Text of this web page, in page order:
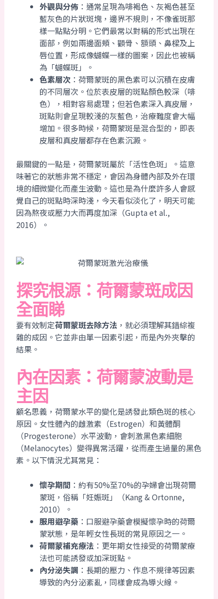
外觀與分佈：通常呈現為啡褐色、灰褐色甚至
藍灰色的片狀斑塊，邊界不規則，不像雀斑那
樣一點點分明。它們最常以對稱的形式出現在
面部，例如兩邊面頰、顴骨、額頭、鼻樑及上
唇位置，形成像蝴蝶一樣的圖案，因此也被稱
為「蝴蝶斑」。
色素層次：荷爾蒙斑的黑色素可以沉積在皮膚
的不同層次。位於表皮層的斑點顏色較深（啡
色），相對容易處理；但若色素深入真皮層，
斑點則會呈現較淺的灰藍色，治療難度會大幅
增加。很多時候，荷爾蒙斑是混合型的，即表
皮層和真皮層都存在色素沉澱。
最關鍵的一點是，荷爾蒙斑屬於「活性色斑」。這意
味著它的狀態非常不穩定，會因為身體內部及外在環
境的細微變化而產生波動。這也是為什麼許多人會感
覺自己的斑點時深時淺，今天看似淡化了，明天可能
因為熬夜或壓力大而再度加深（Gupta et al.,
2016）。
探究根源：荷爾蒙斑成因
全面睇
要有效制定荷爾蒙斑去除方法 ，就必須理解其錯綜複
雜的成因。它並非由單一因素引起，而是內外夾擊的
結果。
內在因素：荷爾蒙波動是
主因
顧名思義，荷爾蒙水平的變化是誘發此類色斑的核心
原因。女性體內的雌激素（Estrogen）和黃體酮
（Progesterone）水平波動，會刺激黑色素細胞
（Melanocytes）變得異常活躍，從而產生過量的黑色
素。以下情況尤其常見：
懷孕期間 ：約有50%至70%的孕婦會出現荷爾
蒙斑，俗稱「妊娠斑」（Kang & Ortonne,
2010）。
服用避孕藥 ：口服避孕藥會模擬懷孕時的荷爾
蒙狀態，是年輕女性長斑的常見原因之一。
荷爾蒙補充療法 ：更年期女性接受的荷爾蒙療
法也可能誘發或加深斑點。
內分泌失調 ：長期的壓力、作息不規律等因素
導致的內分泌紊亂，同樣會成為導火線。